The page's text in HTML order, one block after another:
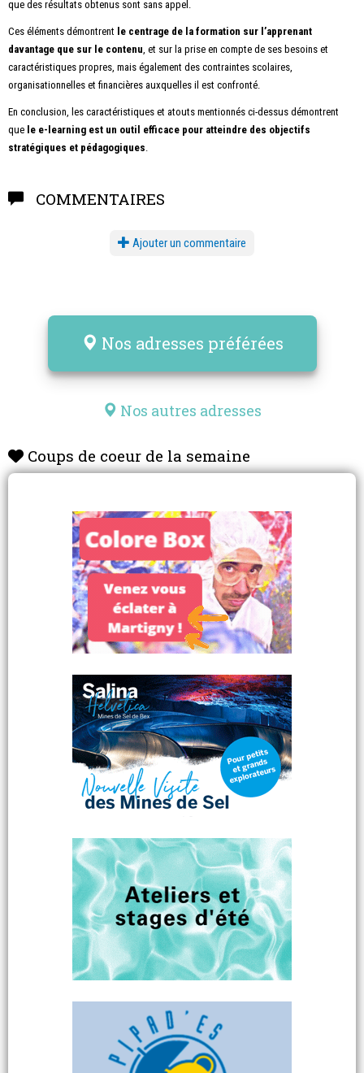
que des résultats obtenus sont sans appel.
Ces éléments démontrent le centrage de la formation sur l’apprenant
davantage que sur le contenu , et sur la prise en compte de ses besoins et
caractéristiques propres, mais également des contraintes scolaires,
organisationnelles et financières auxquelles il est confronté.
En conclusion, les caractéristiques et atouts mentionnés ci-dessus démontrent
que le e-learning est un outil efficace pour atteindre des objectifs
stratégiques et pédagogiques
COMMENTAIRES
Ajouter un commentaire
Nos adresses préférées
Nos autres adresses
Coups de coeur de la semaine